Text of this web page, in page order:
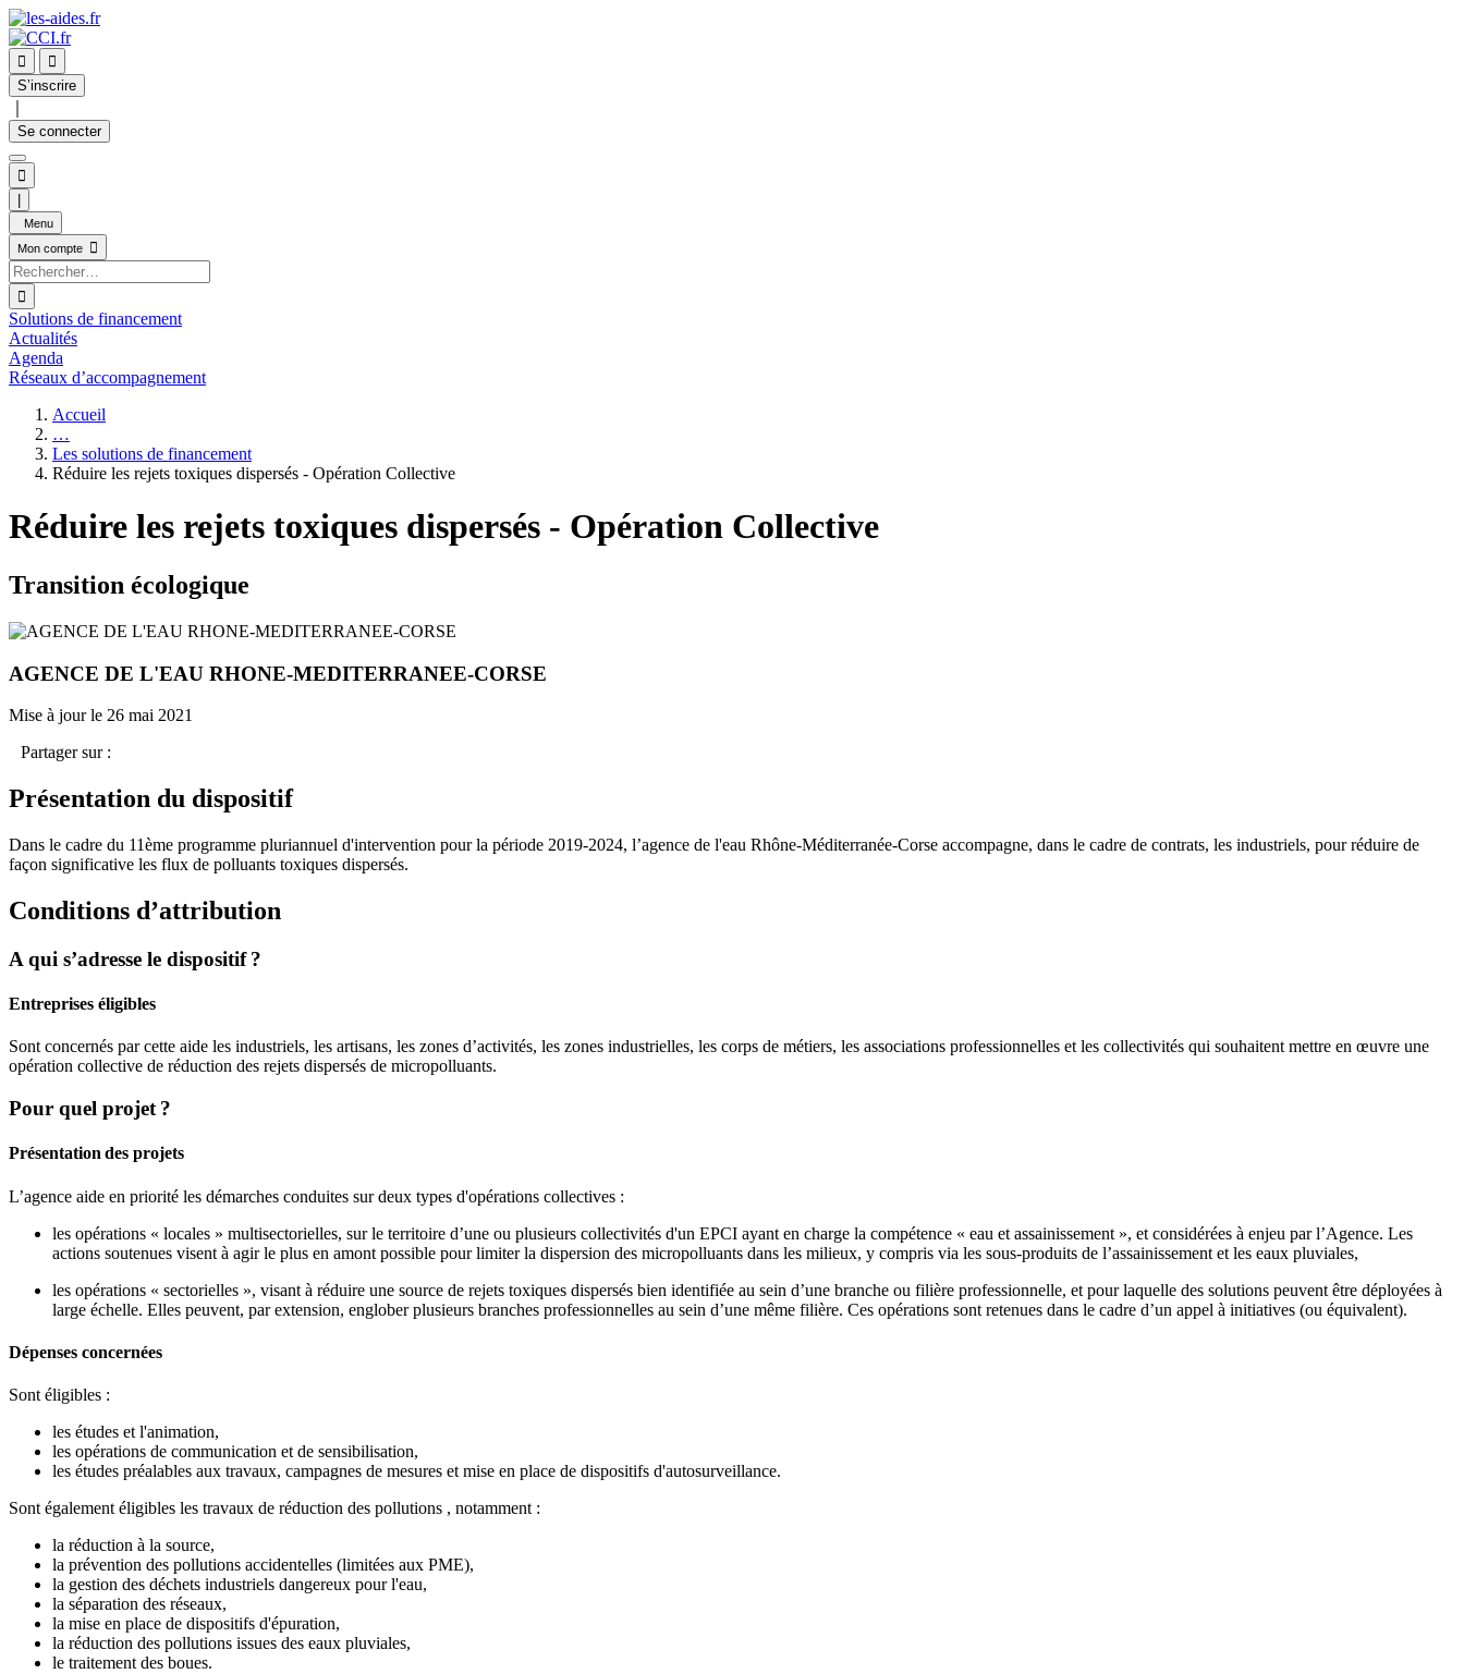


S’inscrire
Se connecter

Menu
Mon compte


Solutions de financement
Actualités
Agenda
Réseaux d’accompagnement
Accueil
…
Les solutions de financement
Réduire les rejets toxiques dispersés - Opération Collective
Réduire les rejets toxiques dispersés - Opération Collective
Transition écologique
AGENCE DE L'EAU RHONE-MEDITERRANEE-CORSE
Mise à jour le 26 mai 2021
Partager sur :
Présentation du dispositif
Dans le cadre du 11ème programme pluriannuel d'intervention pour la période 2019-2024, l’agence de l'eau Rhône-Méditerranée-Corse accompagne, dans le cadre de contrats, les industriels, pour réduire de
façon significative les flux de polluants toxiques dispersés.
Conditions d’attribution
A qui s’adresse le dispositif ?
Entreprises éligibles
Sont concernés par cette aide les industriels, les artisans, les zones d’activités, les zones industrielles, les corps de métiers, les associations professionnelles et les collectivités qui souhaitent mettre en œuvre une
opération collective de réduction des rejets dispersés de micropolluants.
Pour quel projet ?
Présentation des projets
L’agence aide en priorité les démarches conduites sur deux types d'opérations collectives :
les opérations « locales » multisectorielles, sur le territoire d’une ou plusieurs collectivités d'un EPCI ayant en charge la compétence « eau et assainissement », et considérées à enjeu par l’Agence. Les
actions soutenues visent à agir le plus en amont possible pour limiter la dispersion des micropolluants dans les milieux, y compris via les sous-produits de l’assainissement et les eaux pluviales,
les opérations « sectorielles », visant à réduire une source de rejets toxiques dispersés bien identifiée au sein d’une branche ou filière professionnelle, et pour laquelle des solutions peuvent être déployées à
large échelle. Elles peuvent, par extension, englober plusieurs branches professionnelles au sein d’une même filière. Ces opérations sont retenues dans le cadre d’un appel à initiatives (ou équivalent).
Dépenses concernées
Sont éligibles :
les études et l'animation,
les opérations de communication et de sensibilisation,
les études préalables aux travaux, campagnes de mesures et mise en place de dispositifs d'autosurveillance.
Sont également éligibles les travaux de réduction des pollutions , notamment :
la réduction à la source,
la prévention des pollutions accidentelles (limitées aux PME),
la gestion des déchets industriels dangereux pour l'eau,
la séparation des réseaux,
la mise en place de dispositifs d'épuration,
la réduction des pollutions issues des eaux pluviales,
le traitement des boues.